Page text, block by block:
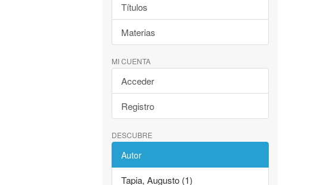
Títulos
Materias
MI CUENTA
Acceder
Registro
DESCUBRE
Autor
Tapia, Augusto (1)